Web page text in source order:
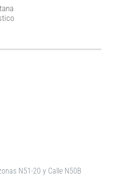
N51-20 y Calle N50B